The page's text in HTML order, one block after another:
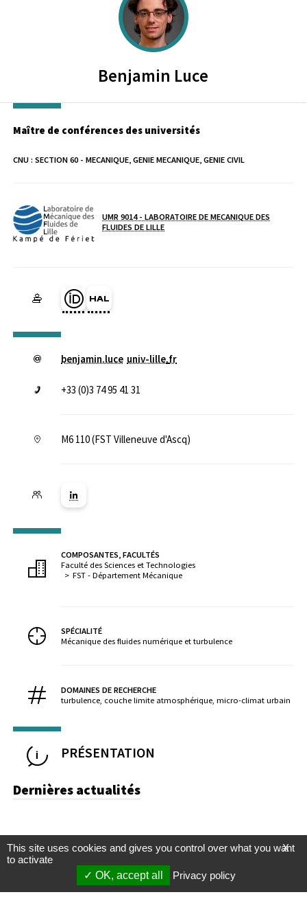
Benjamin Luce
Maître de conférences des universités
CNU : SECTION 60 - MECANIQUE, GENIE MECANIQUE, GENIE CIVIL
Laboratoire / équipe
UMR 9014 - LABORATOIRE DE MECANIQUE DES
FLUIDES DE LILLE
Page Orcid du membre (Ouverture dans une nouvelle fenêtre)
HAL benjamin-luce (Ouverture dans une nouvelle fenêtre)
benjamin.luce univ-lille.fr
+33 (0)3 74 95 41 31
M6 110 (FST Villeneuve d'Ascq)
Lien vers la page Linkedin ( Nouvelle fenêtre)
COMPOSANTES, FACULTÉS
Faculté des Sciences et Technologies
FST - Département Mécanique
SPÉCIALITÉ
Mécanique des fluides numérique et turbulence
DOMAINES DE RECHERCHE
turbulence, couche limite atmosphérique, micro-climat urbain
PRÉSENTATION
Dernières actualités
X
This site uses cookies and gives you control over what you want
to activate
OK, accept all
Privacy policy